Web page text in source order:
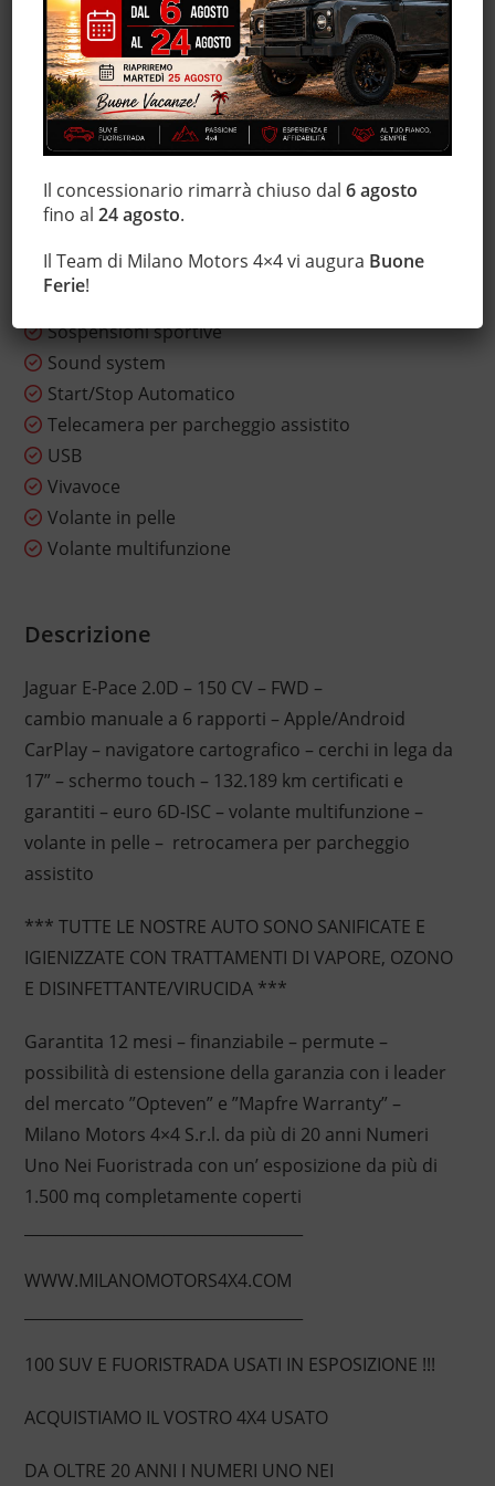
Isofix
Leve al volante
Luci diurne
Marmitta catalitica
Monitoraggio pressione pneumatici
MP3
Park Distance Control
Sensore di pioggia
Sospensioni sportive
Sound system
Start/Stop Automatico
Telecamera per parcheggio assistito
USB
Vivavoce
Volante in pelle
Volante multifunzione
Descrizione
Jaguar E-Pace 2.0D – 150 CV – FWD –
cambio manuale a 6 rapporti – Apple/Android
CarPlay – navigatore cartografico – cerchi in lega da
17” – schermo touch – 132.189 km certificati e
garantiti – euro 6D-ISC – volante multifunzione –
volante in pelle – retrocamera per parcheggio
assistito
*** TUTTE LE NOSTRE AUTO SONO SANIFICATE E
IGIENIZZATE CON TRATTAMENTI DI VAPORE, OZONO
E DISINFETTANTE/VIRUCIDA ***
Garantita 12 mesi – finanziabile – permute –
possibilità di estensione della garanzia con i leader
del mercato ”Opteven” e ”Mapfre Warranty” –
Milano Motors 4×4 S.r.l. da più di 20 anni Numeri
Uno Nei Fuoristrada con un’ esposizione da più di
1.500 mq completamente coperti
WWW.MILANOMOTORS4X4.COM
100 SUV E FUORISTRADA USATI IN ESPOSIZIONE !!!
ACQUISTIAMO IL VOSTRO 4X4 USATO
DA OLTRE 20 ANNI I NUMERI UNO NEI
Il concessionario rimarrà chiuso dal6 agosto
fino al24 agosto.
Il Team di Milano Motors 4×4 vi augura Buone
Ferie!